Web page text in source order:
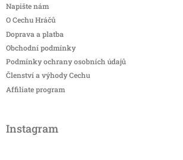
Napište nám
O Cechu Hráčů
Doprava a platba
Obchodní podmínky
Podmínky ochrany osobních údajů
Členství a výhody Cechu
Affiliate program
Instagram